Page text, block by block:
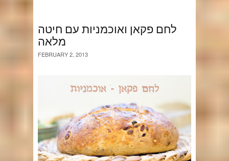
לחם פקאן ואוכמניות עם חיטה
מלאה
FEBRUARY 2, 2013